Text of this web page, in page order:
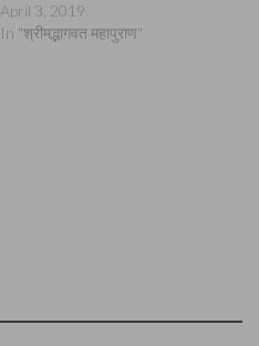
April 3, 2019
In "श्रीमद्भागवत महापुराण"